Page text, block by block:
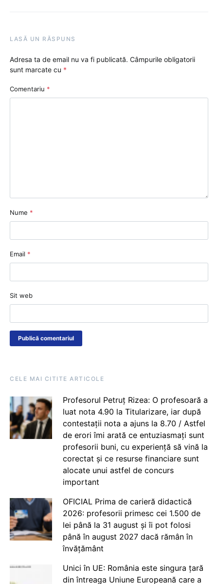
LASĂ UN RĂSPUNS
Adresa ta de email nu va fi publicată. Câmpurile obligatorii
sunt marcate cu *
Comentariu *
Nume *
Email *
Sit web
CELE MAI CITITE ARTICOLE
Profesorul Petruț Rizea: O profesoară a
luat nota 4.90 la Titularizare, iar după
contestații nota a ajuns la 8.70 / Astfel
de erori îmi arată ce entuziasmați sunt
profesorii buni, cu experiență să vină la
corectat și ce resurse financiare sunt
alocate unui astfel de concurs
important
OFICIAL Prima de carieră didactică
2026: profesorii primesc cei 1.500 de
lei până la 31 august și îi pot folosi
până în august 2027 dacă rămân în
învățământ
Unici în UE: România este singura țară
din întreaga Uniune Europeană care a